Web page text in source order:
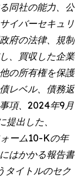
同社の能力、公
イバーセキュリ
府の法律、規制
、買収した企業
の所有権を保護
レベル、債務返
項、2024年9月
出した、
ーム10-Kの年
はかかる報告書
タイトルのセク